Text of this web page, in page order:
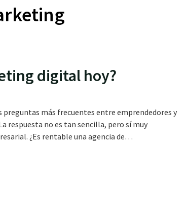
digital hoy?
preguntas más frecuentes entre emprendedores y
respuesta no es tan sencilla, pero sí muy
¿Es rentable una agencia de…